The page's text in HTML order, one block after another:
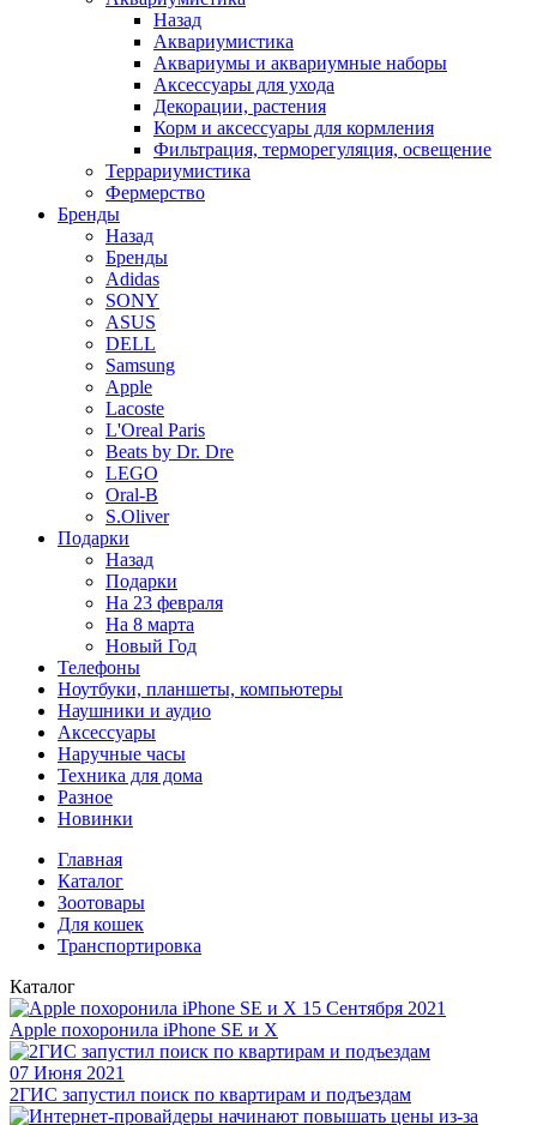
Назад
Аквариумистика
Аквариумы и аквариумные наборы
Аксессуары для ухода
Декорации, растения
Корм и аксессуары для кормления
Фильтрация, терморегуляция, освещение
Террариумистика
Фермерство
Бренды
Назад
Бренды
Adidas
SONY
ASUS
DELL
Samsung
Apple
Lacoste
L'Oreal Paris
Beats by Dr. Dre
LEGO
Oral-B
S.Oliver
Подарки
Назад
Подарки
На 23 февраля
На 8 марта
Новый Год
Телефоны
Ноутбуки, планшеты, компьютеры
Наушники и аудио
Аксессуары
Наручные часы
Техника для дома
Разное
Новинки
Главная
Каталог
Зоотовары
Для кошек
Транспортировка
Каталог
15 Сентября 2021
Apple похоронила iPhone SE и X
07 Июня 2021
2ГИС запустил поиск по квартирам и подъездам